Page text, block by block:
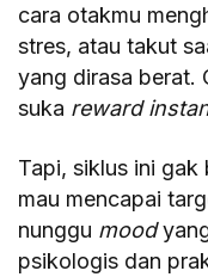
cara otakmu
stres, atau takut
yang dirasa berat.
suka reward
Tapi, siklus ini gak
mau mencapai
nunggu mood
psikologis dan